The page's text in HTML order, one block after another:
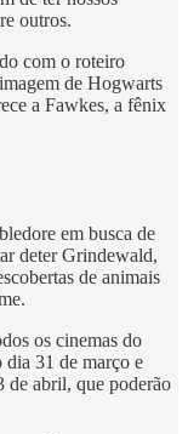
outros.
com o roteiro
de Hogwarts
a Fawkes, a fênix
em busca de
deter Grindewald,
de animais
os cinemas do
dia 31 de março e
de abril, que poderão